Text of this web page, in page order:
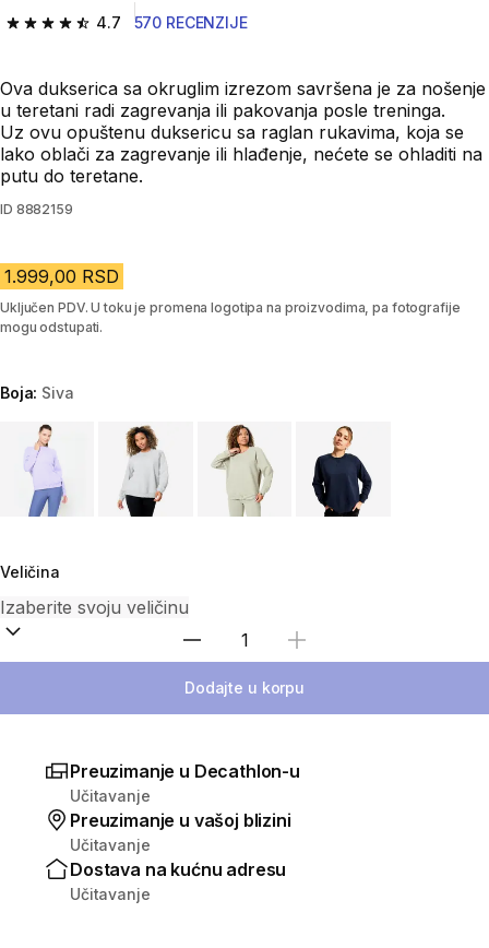
4.7
4.7 od 5 zvezdica from 570 Recenzije
570 RECENZIJE
Ova dukserica sa okruglim izrezom savršena je za nošenje
u teretani radi zagrevanja ili pakovanja posle treninga.
Uz ovu opuštenu duksericu sa raglan rukavima, koja se
lako oblači za zagrevanje ili hlađenje, nećete se ohladiti na
putu do teretane.
ID 8882159
1.999,00 RSD
Uključen PDV. U toku je promena logotipa na proizvodima, pa fotografije
mogu odstupati.
Boja: Siva
Choose a variant
Veličina
Izaberi količinu
Dodajte u korpu
Preuzimanje u Decathlon-u
Učitavanje
Preuzimanje u vašoj blizini
Učitavanje
Dostava na kućnu adresu
Učitavanje